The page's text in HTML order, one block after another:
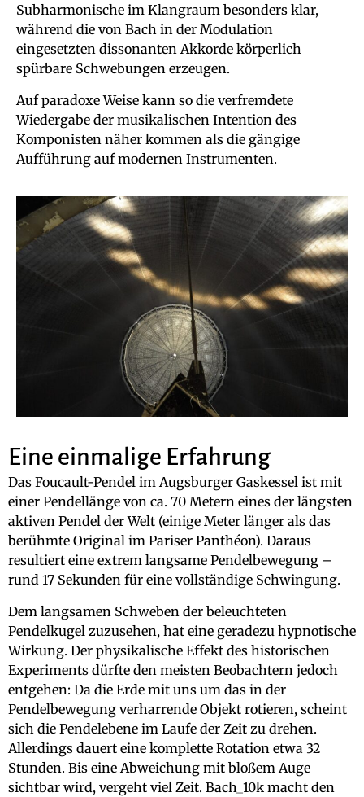
Subharmonische im Klangraum besonders klar,
während die von Bach in der Modulation
eingesetzten dissonanten Akkorde körperlich
spürbare Schwebungen erzeugen.
Auf paradoxe Weise kann so die verfremdete
Wiedergabe der musikalischen Intention des
Komponisten näher kommen als die gängige
Aufführung auf modernen Instrumenten.
Eine einmalige Erfahrung
Das Foucault-Pendel im Augsburger Gaskessel ist mit
einer Pendellänge von ca. 70 Metern eines der längsten
aktiven Pendel der Welt (einige Meter länger als das
berühmte Original im Pariser Panthéon). Daraus
resultiert eine extrem langsame Pendelbewegung –
rund 17 Sekunden für eine vollständige Schwingung.
Dem langsamen Schweben der beleuchteten
Pendelkugel zuzusehen, hat eine geradezu hypnotische
Wirkung. Der physikalische Effekt des historischen
Experiments dürfte den meisten Beobachtern jedoch
entgehen: Da die Erde mit uns um das in der
Pendelbewegung verharrende Objekt rotieren, scheint
sich die Pendelebene im Laufe der Zeit zu drehen.
Allerdings dauert eine komplette Rotation etwa 32
Stunden. Bis eine Abweichung mit bloßem Auge
sichtbar wird, vergeht viel Zeit. Bach_10k macht den